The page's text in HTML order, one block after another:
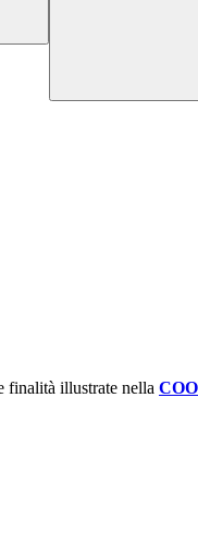
finalità illustrate nella